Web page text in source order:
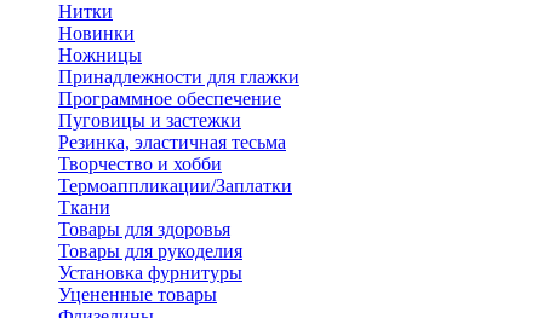
Нитки
Новинки
Ножницы
Принадлежности для глажки
Программное обеспечение
Пуговицы и застежки
Резинка, эластичная тесьма
Творчество и хобби
Термоаппликации/Заплатки
Ткани
Товары для здоровья
Товары для рукоделия
Установка фурнитуры
Уцененные товары